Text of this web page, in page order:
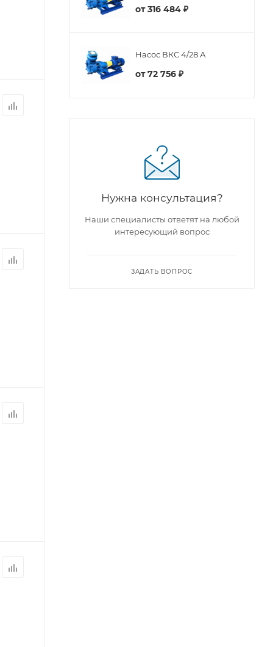
от316 484 ₽
Насос ВКС 4/28 А
от72 756 ₽
Нужна консультация?
Наши специалисты ответят на любой
интересующий вопрос
ЗАДАТЬ ВОПРОС